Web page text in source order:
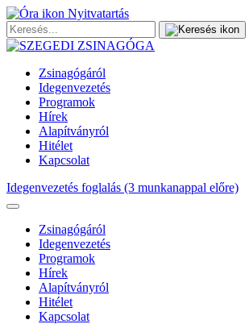
Nyitvatartás
Zsinagógáról
Idegenvezetés
Programok
Hírek
Alapítványról
Hitélet
Kapcsolat
Idegenvezetés foglalás (3 munkanappal előre)
Zsinagógáról
Idegenvezetés
Programok
Hírek
Alapítványról
Hitélet
Kapcsolat